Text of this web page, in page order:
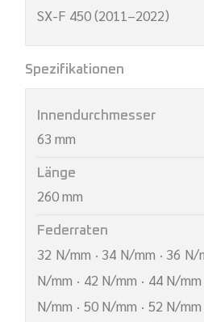
SX-F 450 (2011–2022)
Spezifikationen
Innendurchmesser
63 mm
Länge
260 mm
Federraten
32 N/mm · 34 N/mm · 36 N/
N/mm · 42 N/mm · 44 N/
N/mm · 50 N/mm · 52 N/